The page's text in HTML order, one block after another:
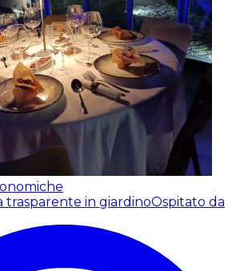
trasparente in giardinoOspitato da